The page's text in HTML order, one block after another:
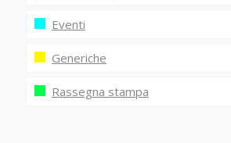
Eventi
Generiche
Rassegna stampa